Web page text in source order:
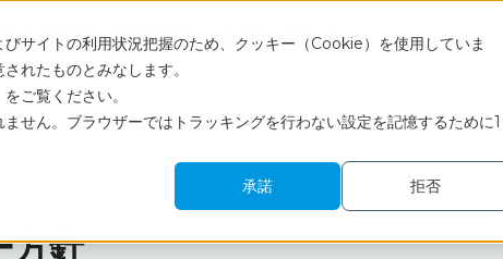
サイトの利用状況把握のため、クッキー（Cookie）を使用していま
れたものとみなします。
をご覧ください。
せん。ブラウザーではトラッキングを行わない設定を記憶するために1
承諾
拒否
企業情報 採用情報 お問い合わせ
方針